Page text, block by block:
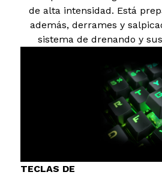
de alta intensidad. Está
además, derrames y
sistema de drenando y
TECLAS DE